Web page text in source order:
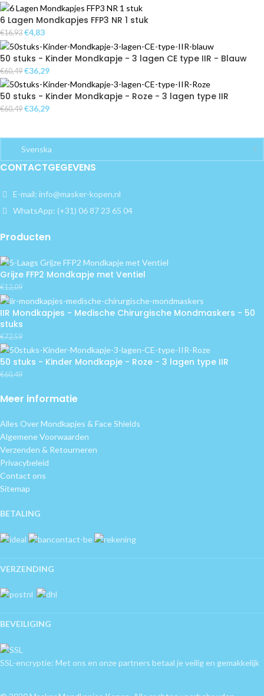
6 Lagen Mondkapjes FFP3 NR 1 stuk
€16,93 €4,83
50 stuks - Kinder Mondkapje - 3 lagen CE type IIR - Blauw
€60,49 €36,29
50 stuks - Kinder Mondkapje - Roze - 3 lagen type IIR
€60,49 €36,29
Svenska
CONTACTGEGEVENS
E-mail: info@masker-kopen.nl
WhatsApp: (+31) 06 87 23 65 04
Producten
Grijze FFP2 Mondkapje met Ventiel
€12,09
IIR Mondkapjes - Medische Chirurgische Mondmaskers - 50
stuks
€72,59
50 stuks - Kinder Mondkapje - Roze - 3 lagen type IIR
€60,49
Meer informatie
Alles Over Mondkapjes & Face Shields
Algemene Voorwaarden
Verzenden & Retourneren
Privacybeleid
Contact ons
Sitemap
BETALING
VERZENDING
BEVEILIGING
SSL-encryptie: Met ons en onze partners betaal je veilig en gemakkelijk